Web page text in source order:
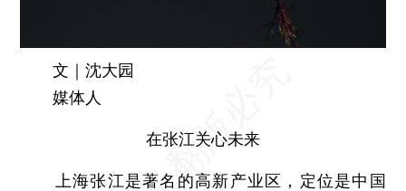
文｜沈大园
媒体人
在张江关心未来
上海张江是著名的高新产业区，定位是中国